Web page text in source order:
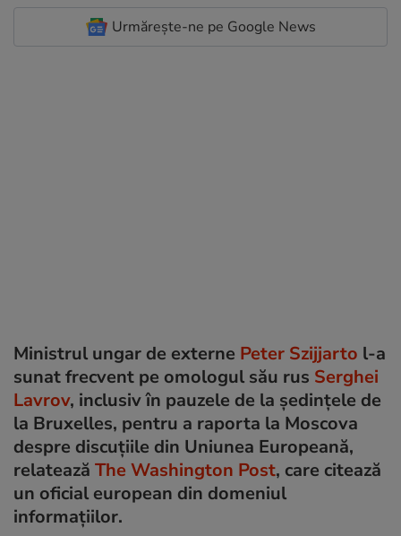
Urmărește-ne pe Google News
Ministrul ungar de externe Peter Szijjarto l-a
sunat frecvent pe omologul său rus Serghei
Lavrov, inclusiv în pauzele de la ședințele de
la Bruxelles, pentru a raporta la Moscova
despre discuțiile din Uniunea Europeană,
relatează The Washington Post, care citează
un oficial european din domeniul
informațiilor.